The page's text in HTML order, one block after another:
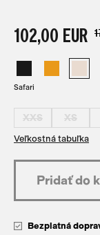
102,00 EUR
Safari
XXS XS
Veľkostná tabuľka
Bezplatná